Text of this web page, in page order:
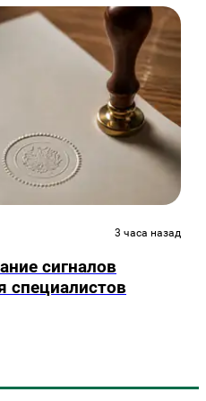
3 часа назад
сигналов
специалистов